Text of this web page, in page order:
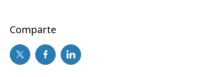
Comparte